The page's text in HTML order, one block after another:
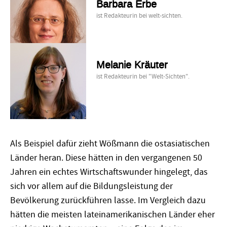
Barbara Erbe
ist Redakteurin bei welt-sichten.
Melanie Kräuter
ist Redakteurin bei "Welt-Sichten".
Als Beispiel dafür zieht Wößmann die ostasiatischen
Länder heran. Diese hätten in den vergangenen 50
Jahren ein echtes Wirtschaftswunder hingelegt, das
sich vor allem auf die Bildungsleistung der
Bevölkerung zurückführen lasse. Im Vergleich dazu
hätten die meisten lateinamerikanischen Länder eher